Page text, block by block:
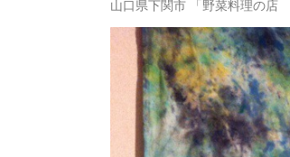
山口県下関市 「野菜料理の店